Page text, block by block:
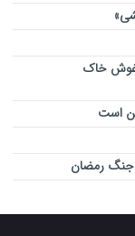
آغوش خاک
است
جنگ رمضان